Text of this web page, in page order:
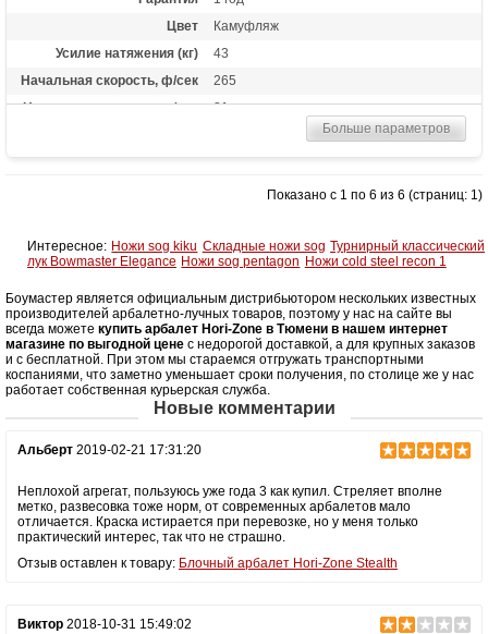
Цвет
Камуфляж
Усилие натяжения (кг)
43
Начальная скорость, ф/сек
265
Начальная скорость, м/сек
81
11 дюймов (28 см)
Размах плечей (см)
66
Комплектация
Оптический прицел 4х32, кивер Shelter,
натяжитель Talon, 2 алюминиевые
Масса (кг)
2.85
Назначение
Развлечение, охота
Особенности
Конструкция булл-пап, планка Пикатинни
под направляющей, телескопический
приклад, тетива крепится к плечам с
помощью роликов
Больше параметров
Показано с 1 по 6 из 6 (страниц: 1)
Интересное: Ножи sog kiku Складные ножи sog Турнирный классический
лук Bowmaster Elegance Ножи sog pentagon Ножи cold steel recon 1
Боумастер является официальным дистрибьютором нескольких известных
производителей арбалетно-лучных товаров, поэтому у нас на сайте вы
всегда можете купить арбалет Hori-Zone в Тюмени в нашем интернет
магазине по выгодной цене с недорогой доставкой, а для крупных заказов
и с бесплатной. При этом мы стараемся отгружать транспортными
коспаниями, что заметно уменьшает сроки получения, по столице же у нас
работает собственная курьерская служба.
Новые комментарии
Альберт 2019-02-21 17:31:20
Неплохой агрегат, пользуюсь уже года 3 как купил. Стреляет вполне
метко, развесовка тоже норм, от современных арбалетов мало
отличается. Краска истирается при перевозке, но у меня только
практический интерес, так что не страшно.
Отзыв оставлен к товару: Блочный арбалет Hori-Zone Stealth
Виктор 2018-10-31 15:49:02